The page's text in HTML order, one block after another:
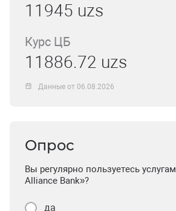
11945 uzs
Курс ЦБ
11886.72 uzs
Данные от 06.08.2026
Опрос
Вы регулярно пользуетесь
Alliance Bank»?
да